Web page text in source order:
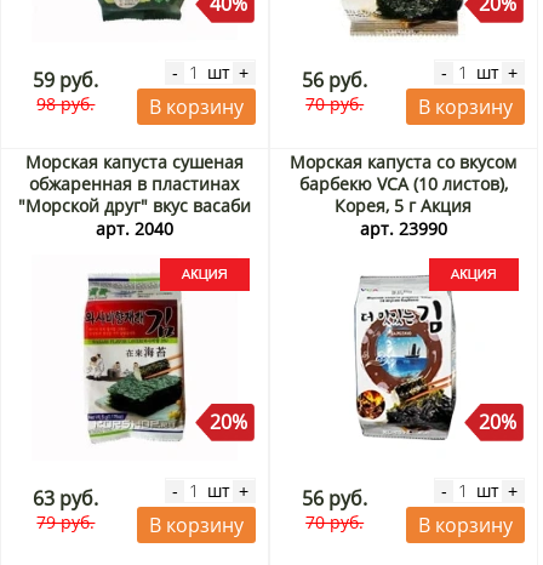
59 руб.
98 руб.
- шт +
В корзину
56 руб.
70 руб.
- шт +
В корзину
Морская капуста сушеная
обжаренная в пластинах
"Морской друг" вкус васаби
Корея, 5 г Акция
арт. 2040
20%
63 руб.
79 руб.
- шт +
В корзину
Морская капуста со вкусом
барбекю VCA (10 листов),
Корея, 5 г Акция
арт. 23990
20%
56 руб.
70 руб.
- шт +
В корзину